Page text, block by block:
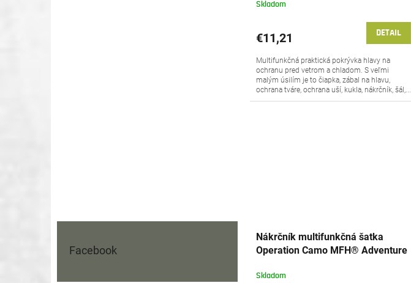
Facebook
Skladom
€11,21 DETAIL
Multifunkčná praktická pokrývka hlavy na
ochranu pred vetrom a chladom. S veľmi
malým úsilím je to čiapka, zábal na hlavu,
ochrana tváre, ochrana uší, kukla, nákrčník, šál,...
Nákrčník multifunkčná šatka
Operation Camo MFH® Adventure
Skladom